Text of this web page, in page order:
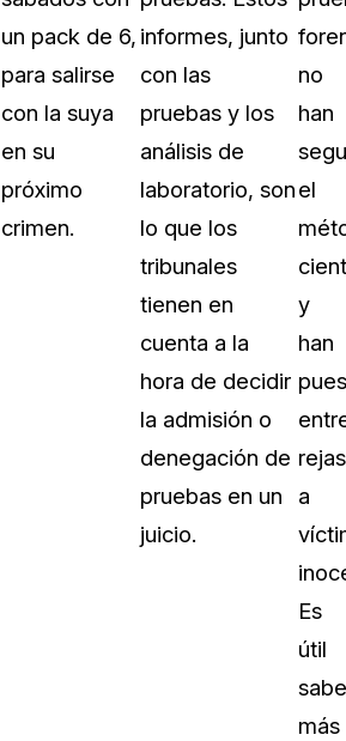
un pack de 6,
para salirse
con la suya
en su
próximo
crimen.
informes, junto
con las
pruebas y los
análisis de
laboratorio, son
lo que los
tribunales
tienen en
cuenta a la
hora de decidir
la admisión o
denegación de
pruebas en un
juicio.
no
han
el
y
han
rejas
a
Es
útil
más